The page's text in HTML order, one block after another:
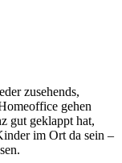
zusehends,
gehen
gut geklappt hat,
im Ort da sein –